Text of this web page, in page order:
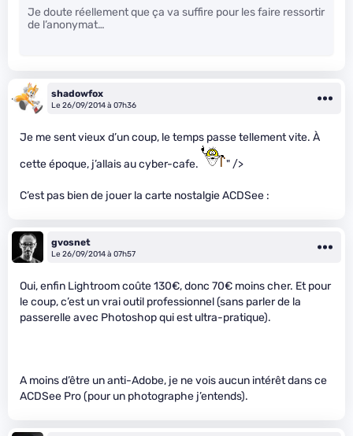
Je doute réellement que ça va suffire pour les faire ressortir
de l’anonymat…
shadowfox
Le 26/09/2014 à 07h36
Je me sent vieux d’un coup, le temps passe tellement vite. À
cette époque, j’allais au cyber-cafe.
" />
C’est pas bien de jouer la carte nostalgie ACDSee :
gvosnet
Le 26/09/2014 à 07h57
Oui, enfin Lightroom coûte 130€, donc 70€ moins cher. Et pour
le coup, c’est un vrai outil professionnel (sans parler de la
passerelle avec Photoshop qui est ultra-pratique).
A moins d’être un anti-Adobe, je ne vois aucun intérêt dans ce
ACDSee Pro (pour un photographe j’entends).